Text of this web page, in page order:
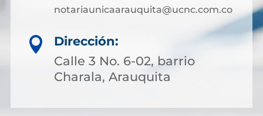
notariaunicaarauquita@ucnc.com.co

Dirección:
Calle 3 No. 6-02, barrio
Charala, Arauquita